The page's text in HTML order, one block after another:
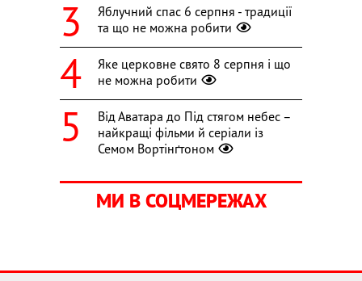
Яблучний спас 6 серпня - традиції
та що не можна робити
Яке церковне свято 8 серпня і що
не можна робити
Від Аватара до Під стягом небес –
найкращі фільми й серіали із
Семом Вортінґтоном
МИ В СОЦМЕРЕЖАХ